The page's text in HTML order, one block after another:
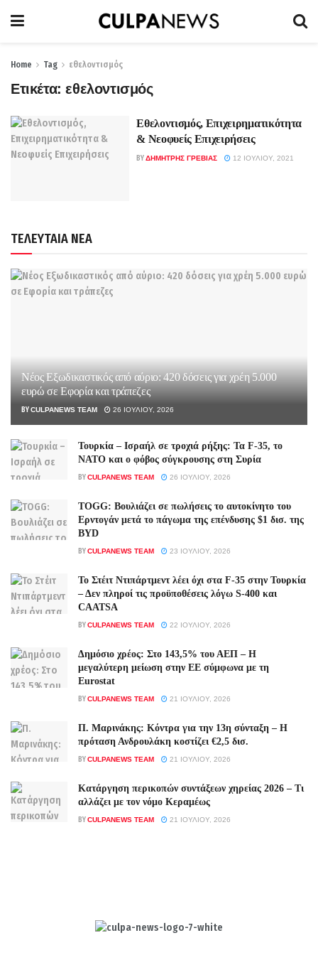
Home Tag εθελοντισμός
Ετικέτα:εθελοντισμός
Εθελοντισμός, Επιχειρηματικότητα
& Νεοφυείς Επιχειρήσεις
BYΔΗΜΉΤΡΗΣ ΓΡΈΒΙΑΣ 12 ΙΟΥΛΊΟΥ, 2021
ΤΕΛΕΥΤΑΙΑ ΝΕΑ
Νέος Εξωδικαστικός από αύριο: 420 δόσεις για χρέη 5.000
ευρώ σε Εφορία και τράπεζες
BYCULPANEWS TEAM 26 ΙΟΥΛΊΟΥ, 2026
Τουρκία – Ισραήλ σε τροχιά ρήξης: Τα F-35, το
ΝΑΤΟ και ο φόβος σύγκρουσης στη Συρία
BYCULPANEWS TEAM 26 ΙΟΥΛΊΟΥ, 2026
TOGG: Βουλιάζει σε πωλήσεις το αυτοκίνητο του
Ερντογάν μετά το πάγωμα της επένδυσης $1 δισ. της
BYD
BYCULPANEWS TEAM 23 ΙΟΥΛΊΟΥ, 2026
Το Στέιτ Ντιπάρτμεντ λέει όχι στα F-35 στην Τουρκία
– Δεν πληροί τις προϋποθέσεις λόγω S-400 και
CAATSA
BYCULPANEWS TEAM 22 ΙΟΥΛΊΟΥ, 2026
Δημόσιο χρέος: Στο 143,5% του ΑΕΠ – Η
μεγαλύτερη μείωση στην ΕΕ σύμφωνα με τη
Eurostat
BYCULPANEWS TEAM 21 ΙΟΥΛΊΟΥ, 2026
Π. Μαρινάκης: Κόντρα για την 13η σύνταξη – Η
πρόταση Ανδρουλάκη κοστίζει €2,5 δισ.
BYCULPANEWS TEAM 21 ΙΟΥΛΊΟΥ, 2026
Κατάργηση περικοπών συντάξεων χηρείας 2026 – Τι
αλλάζει με τον νόμο Κεραμέως
BYCULPANEWS TEAM 21 ΙΟΥΛΊΟΥ, 2026